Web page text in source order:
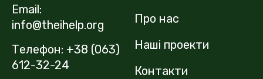
Email:
info@theihelp.org
Телефон: +38 (063)
612-32-24
Про нас
Наші проекти
Контакти